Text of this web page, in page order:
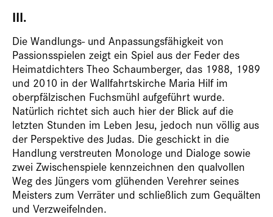
III.
Die Wandlungs- und Anpassungsfähigkeit von
Passionsspielen zeigt ein Spiel aus der Feder des
Heimatdichters Theo Schaumberger, das 1988, 1989
und 2010 in der Wallfahrtskirche Maria Hilf im
oberpfälzischen Fuchsmühl aufgeführt wurde.
Natürlich richtet sich auch hier der Blick auf die
letzten Stunden im Leben Jesu, jedoch nun völlig aus
der Perspektive des Judas. Die geschickt in die
Handlung verstreuten Monologe und Dialoge sowie
zwei Zwischenspiele kennzeichnen den qualvollen
Weg des Jüngers vom glühenden Verehrer seines
Meisters zum Verräter und schließlich zum Gequälten
und Verzweifelnden.